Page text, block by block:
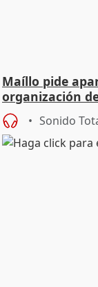
Maíllo pide
organización
Sonido